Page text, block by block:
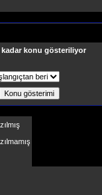
kadar konu gösteriliyor